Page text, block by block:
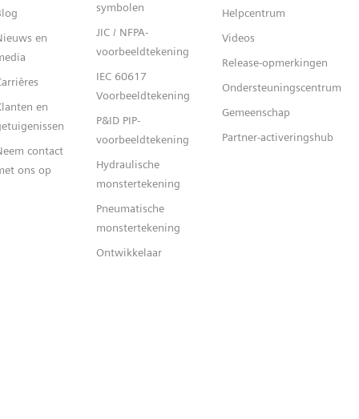
en
en
contact
ons op
symbolen
JIC / NFPA-
voorbeeldtekening
IEC 60617
Voorbeeldtekening
P&ID PIP-
voorbeeldtekening
Hydraulische
monstertekening
Pneumatische
monstertekening
Ontwikkelaar
Helpcentrum
Videos
Release-opmerkingen
Ondersteuningscentrum
Gemeenschap
Partner-activeringshub